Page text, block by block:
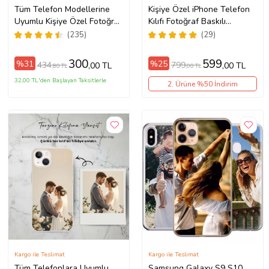
Tüm Telefon Modellerine
Uyumlu Kişiye Özel Fotoğraf
Baskılı Telefon Kılıfı
(235)
%31 434,80 TL 300,00 TL
32,00 TL'den Başlayan Taksitlerle
Kişiye Özel iPhone Telefon
Kılıfı Fotoğraf Baskılı
11/13/14/14Pro/14ProMax/15/
(29)
%25 799,00 TL 599,00 TL
2. Ürüne %50 İndirim
Kargo ile Teslimat Kargo ile Teslimat